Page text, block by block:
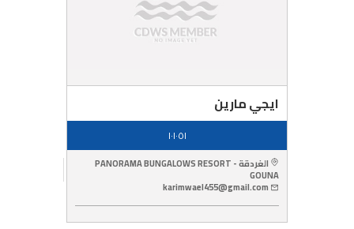
ايجي مارين
١٠١٠٥١
الغردقة - PANORAMA BUNGALOWS RESORT
GOUNA
karimwael455@gmail.com